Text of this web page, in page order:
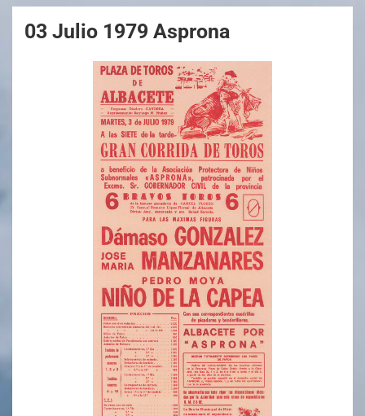
03 Julio 1979 Asprona